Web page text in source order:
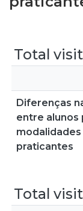
Total
Diferenças
entre alunos
praticantes
Total